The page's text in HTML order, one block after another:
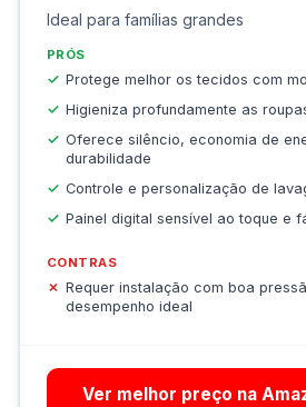
Ideal para famílias grandes
PRÓS
Protege melhor os tecidos com
Higieniza profundamente as
Oferece silêncio, economia de
durabilidade
Controle e personalização de
Painel digital sensível ao toque e
CONTRAS
Requer instalação com boa
desempenho ideal
Ver melhor preço na